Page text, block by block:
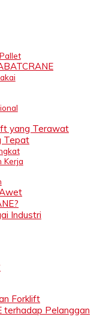
yang Terawat
Tepat
Kerja
Industri
Forklift
terhadap Pelanggan